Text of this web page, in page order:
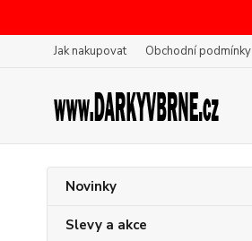
Jak nakupovat Obchodní podmínky
Novinky
Slevy a akce